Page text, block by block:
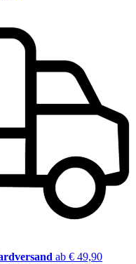
ab € 49,90